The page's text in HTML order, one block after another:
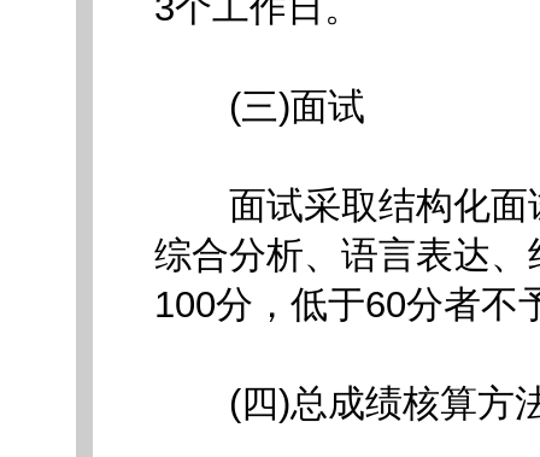
(三)面试
面试采取结构化面
综合分析、语言表达
100分，低于60分者不
(四)总成绩核算方